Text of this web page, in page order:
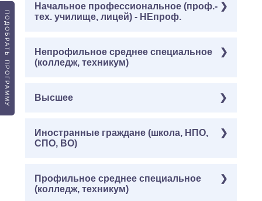
Начальное профессиональное (проф.-
тех. училище, лицей) - НЕпроф.
Обязательные( ЕГЭ ):
Биология : 36 баллов
На выбор
или
Математика
Непрофильное среднее специальное
(колледж, техникум)
Обязательные
Русский язык : 36 баллов
На выбор
или
Математика : 27 баллов
Высшее
Обязательные( Онлайн-тестирование ):
Биология
На выбор ( Онлайн-тестирование ):
Иностранные граждане (школа, НПО,
СПО, ВО)
Обязательные( Онлайн-тестирование ):
Биология : 36 баллов
Профильное среднее специальное
(колледж, техникум)
ПОДОБРАТЬ ПРОГРАММУ